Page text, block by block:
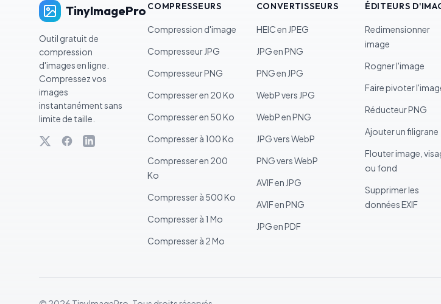
TinyImagePro
Outil gratuit de
compression
d'images en ligne.
Compressez vos
images
instantanément sans
limite de taille.
COMPRESSEURS
Compression d'image
Compresseur JPG
Compresseur PNG
Compresser en 20 Ko
Compresser en 50 Ko
Compresser à 100 Ko
Compresser en 200
Ko
Compresser à 500 Ko
Compresser à 1 Mo
Compresser à 2 Mo
CONVERTISSEURS
HEIC en JPEG
JPG en PNG
PNG en JPG
WebP vers JPG
WebP en PNG
JPG vers WebP
PNG vers WebP
AVIF en JPG
AVIF en PNG
JPG en PDF
ÉDITEURS
Redimensionner
image
Rogner l'image
Faire pivoter
Réducteur PNG
Ajouter un filigrane
Flouter image,
ou fond
Supprimer les
données EXIF